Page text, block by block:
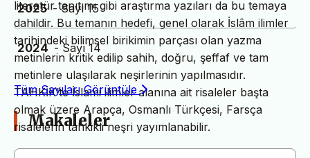
literatür tanıtımı gibi araştırma yazıları da bu temaya
dahildir. Bu temanın hedefi, genel olarak İslâm ilimler
tarihindeki bilimsel birikimin parçası olan yazma
metinlerin kritik edilip sahih, doğru, şeffaf ve tam
metinlere ulaşılarak neşirlerinin yapılmasıdır.
TAHKİK’te İslami ilimler alanına ait risaleler başta
olmak üzere Arapça, Osmanlı Türkçesi, Farsça
risalelerin tahkikli neşri yayımlanabilir.
2025 - Sayı 15
2024 - Sayı 14
Tüm Sayıları Görüntüle
Makaleler